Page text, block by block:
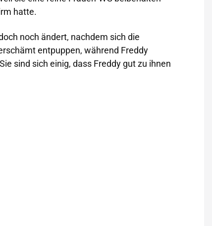
hatte.
noch ändert, nachdem sich die
entpuppen, während Freddy
sind sich einig, dass Freddy gut zu ihnen